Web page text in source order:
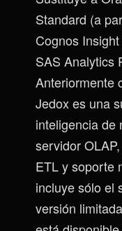
Standard (a
Cognos
SAS Analytics
Anteriormente
Jedox es una
inteligencia de
servidor
ETL y soporte
incluye sólo el
versión